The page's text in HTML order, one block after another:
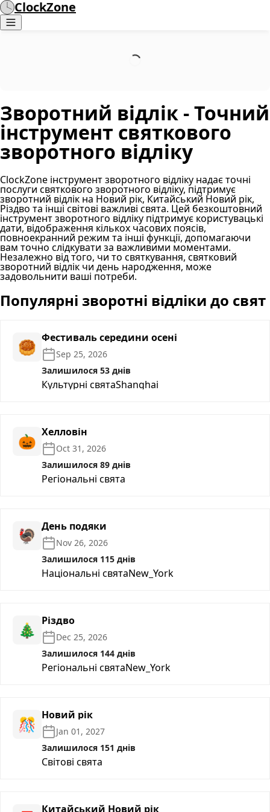
ClockZone
Зворотний відлік - Точний
інструмент святкового
зворотного відліку
ClockZone інструмент зворотного відліку надає точні
послуги святкового зворотного відліку, підтримує
зворотний відлік на Новий рік, Китайський Новий рік,
Різдво та інші світові важливі свята. Цей безкоштовний
інструмент зворотного відліку підтримує користувацькі
дати, відображення кількох часових поясів,
повноекранний режим та інші функції, допомагаючи
вам точно слідкувати за важливими моментами.
Незалежно від того, чи то святкування, святковий
зворотний відлік чи день народження, може
задовольнити ваші потреби.
Популярні зворотні відліки до свят
🥮 Фестиваль середини осені
Sep 25, 2026
Залишилося 53 днів
Культурні святаShanghai
🎃 Хелловін
Oct 31, 2026
Залишилося 89 днів
Регіональні свята
🦃 День подяки
Nov 26, 2026
Залишилося 115 днів
Національні святаNew_York
🎄 Різдво
Dec 25, 2026
Залишилося 144 днів
Регіональні святаNew_York
🎊 Новий рік
Jan 01, 2027
Залишилося 151 днів
Світові свята
Китайський Новий рік